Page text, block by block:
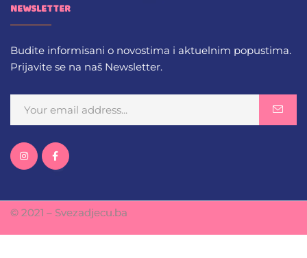
NEWSLETTER
Budite informisani o novostima i aktuelnim popustima.
Prijavite se na naš Newsletter.
© 2021 – Svezadjecu.ba